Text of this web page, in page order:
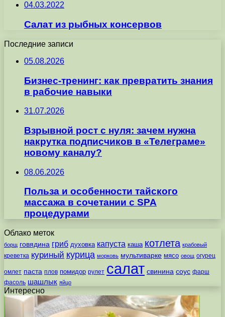
04.03.2022
Салат из рыбных консервов
Последние записи
05.08.2026
Бизнес-тренинг: как превратить знания
в рабочие навыки
31.07.2026
Взрывной рост с нуля: зачем нужна
накрутка подписчиков в «Телеграме»
новому каналу?
08.06.2026
Польза и особенности тайского
массажа в сочетании с SPA
процедурами
Облако меток
борщ говядина гриб духовка капуста каша котлета крабовый
креветка куриный курица морковь мультиварке мясо овощ огурец
омлет паста плов помидор рулет салат свинина соус фарш
фасоль шашлык яйцо
Интересно